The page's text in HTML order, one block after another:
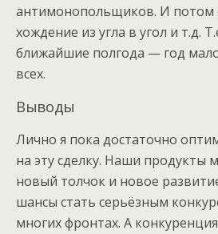
антимонопольщиков. И потом
хождение из угла в угол и т.д.
ближайшие полгода — год
всех.
Выводы
Лично я пока достаточно
на эту сделку. Наши продукты
новый толчок и новое
шансы стать серьёзным
многих фронтах. А